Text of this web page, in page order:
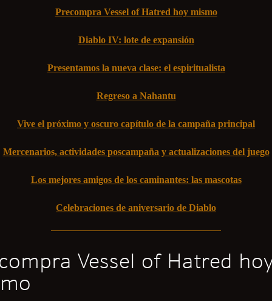
Precompra Vessel of Hatred hoy mismo
Diablo IV: lote de expansión
Presentamos la nueva clase: el espiritualista
Regreso a Nahantu
Vive el próximo y oscuro capítulo de la campaña principal
Mercenarios, actividades poscampaña y actualizaciones del juego
Los mejores amigos de los caminantes: las mascotas
Celebraciones de aniversario de Diablo
Vessel of Hatred